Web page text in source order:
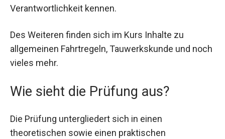
Verantwortlichkeit kennen.
Des Weiteren finden sich im Kurs Inhalte zu
allgemeinen Fahrtregeln, Tauwerkskunde und noch
vieles mehr.
Wie sieht die Prüfung aus?
Die Prüfung untergliedert sich in einen
theoretischen sowie einen praktischen